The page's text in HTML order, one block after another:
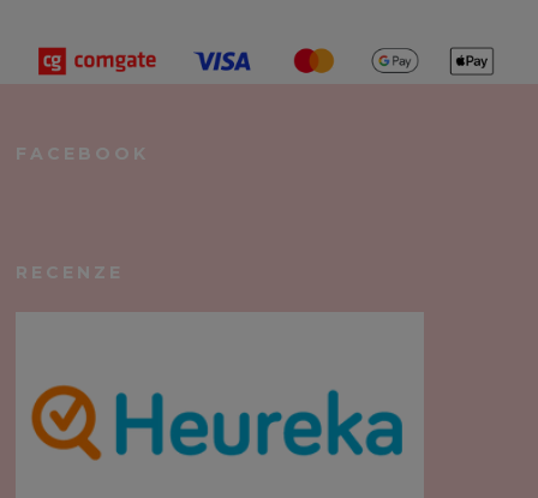
FACEBOOK
RECENZE